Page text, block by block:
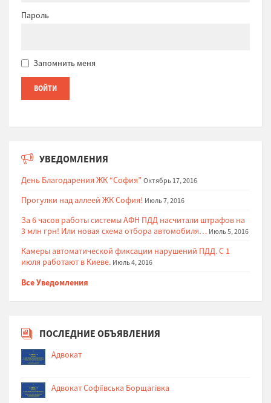
Пароль
Запомнить меня
УВЕДОМЛЕНИЯ
День Благодарения ЖК “София” Октябрь 17, 2016
Прогулки над аллеей ЖК София! Июль 7, 2016
За 6 часов работы системы АФН ПДД насчитали штрафов на
3 млн грн! Или новая схема отбора автомобиля… Июль 5, 2016
Камеры автоматической фиксации нарушений ПДД. С 1
июля работают в Киеве. Июль 4, 2016
Все Уведомления
ПОСЛЕДНИЕ ОБЪЯВЛЕНИЯ
Адвокат
Адвокат Софіївська Борщагівка